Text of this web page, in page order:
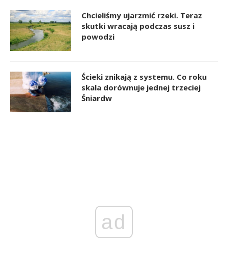
Chcieliśmy ujarzmić rzeki. Teraz
skutki wracają podczas susz i
powodzi
Ścieki znikają z systemu. Co roku
skala dorównuje jednej trzeciej
Śniardw
ad